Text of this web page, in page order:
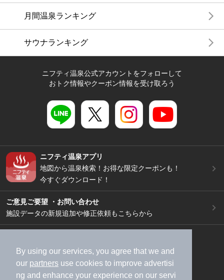
By using our services, you agree that we and
our partners use cookies to improve advertisi
ng and enhance your experience on our servi
月間温泉ランキング
サウナランキング
ニフティ温泉公式アカウントをフォローして
おトク情報やクーポン情報を受け取ろう
ニフティ温泉アプリ
地図から温泉検索！お得な限定クーポンも！
今すぐダウンロード！
ご意見ご要望 ・お問い合わせ
施設データの新規追加や修正依頼もこちらから
加盟店募集（資料請求）
広告出稿のご案内
利用規約
ライフスタイルMEMBERS+規約
特定商取引法に基づく表記
ヘルプ 採用情報